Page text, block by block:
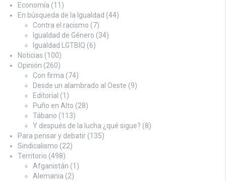
Economía (11)
En búsqueda de la Igualdad (44)
Contra el racismo (7)
Igualdad de Género (34)
Igualdad LGTBIQ (6)
Noticias (100)
Opinión (260)
Con firma (74)
Desde un alambrado al Oeste (9)
Editorial (1)
Puño en Alto (28)
Tábano (113)
Y después de la lucha ¿qué sigue? (8)
Para pensar y debatir (135)
Sindicalismo (22)
Territorio (498)
Afganistán (1)
Alemania (2)